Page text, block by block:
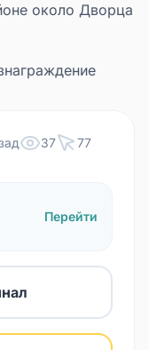
около Дворца
37 77
Перейти